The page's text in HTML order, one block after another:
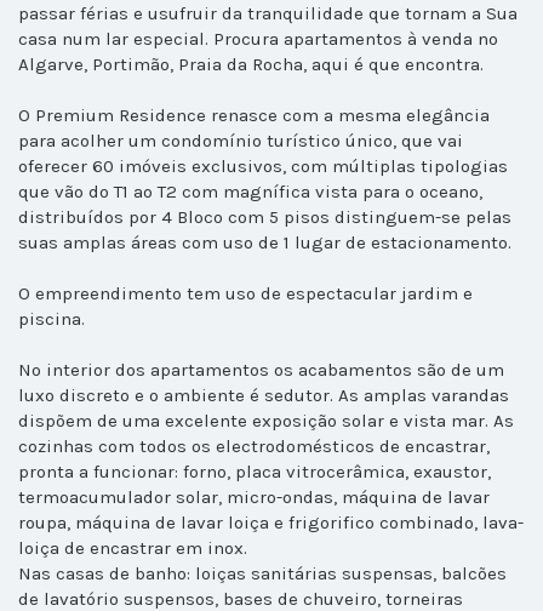
passar férias e usufruir da tranquilidade que tornam a Sua
casa num lar especial. Procura apartamentos à venda no
Algarve, Portimão, Praia da Rocha, aqui é que encontra.
O Premium Residence renasce com a mesma elegância
para acolher um condomínio turístico único, que vai
oferecer 60 imóveis exclusivos, com múltiplas tipologias
que vão do T1 ao T2 com magnífica vista para o oceano,
distribuídos por 4 Bloco com 5 pisos distinguem-se pelas
suas amplas áreas com uso de 1 lugar de estacionamento.
O empreendimento tem uso de espectacular jardim e
piscina.
No interior dos apartamentos os acabamentos são de um
luxo discreto e o ambiente é sedutor. As amplas varandas
dispõem de uma excelente exposição solar e vista mar. As
cozinhas com todos os electrodomésticos de encastrar,
pronta a funcionar: forno, placa vitrocerâmica, exaustor,
termoacumulador solar, micro-ondas, máquina de lavar
roupa, máquina de lavar loiça e frigorifico combinado, lava-
loiça de encastrar em inox.
Nas casas de banho: loiças sanitárias suspensas, balcões
de lavatório suspensos, bases de chuveiro, torneiras